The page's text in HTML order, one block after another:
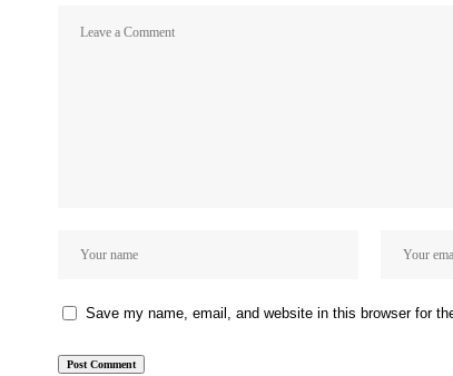
Save my name, email, and website in this browser for